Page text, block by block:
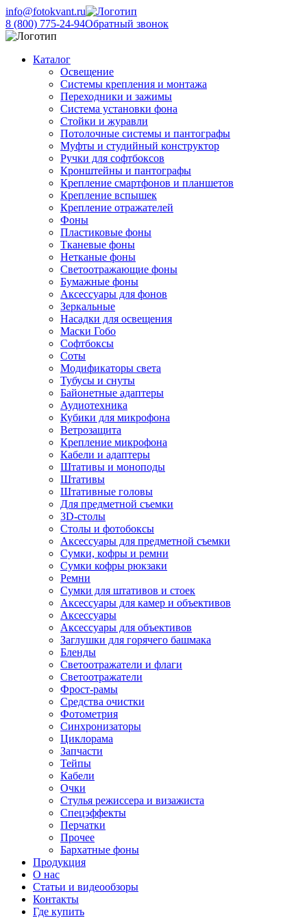
info@fotokvant.ru
8 (800) 775-24-94Обратный звонок
Каталог
Освещение
Системы крепления и монтажа
Переходники и зажимы
Система установки фона
Стойки и журавли
Потолочные системы и пантографы
Муфты и студийный конструктор
Ручки для софтбоксов
Кронштейны и пантографы
Крепление смартфонов и планшетов
Крепление вспышек
Крепление отражателей
Фоны
Пластиковые фоны
Тканевые фоны
Нетканые фоны
Светоотражающие фоны
Бумажные фоны
Аксессуары для фонов
Зеркальные
Насадки для освещения
Маски Гобо
Софтбоксы
Соты
Модификаторы света
Тубусы и снуты
Байонетные адаптеры
Аудиотехника
Кубики для микрофона
Ветрозащита
Крепление микрофона
Кабели и адаптеры
Штативы и моноподы
Штативы
Штативные головы
Для предметной съемки
3D-столы
Столы и фотобоксы
Аксессуары для предметной съемки
Сумки, кофры и ремни
Сумки кофры рюкзаки
Ремни
Сумки для штативов и стоек
Аксессуары для камер и объективов
Аксессуары
Аксессуары для объективов
Заглушки для горячего башмака
Бленды
Светоотражатели и флаги
Светоотражатели
Фрост-рамы
Средства очистки
Фотометрия
Синхронизаторы
Циклорама
Запчасти
Тейпы
Кабели
Очки
Стулья режиссера и визажиста
Спецэффекты
Перчатки
Прочее
Бархатные фоны
Продукция
О нас
Статьи и видеообзоры
Контакты
Где купить